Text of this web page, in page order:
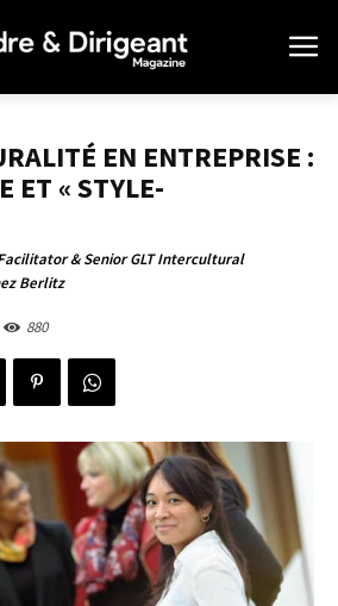
EN ENTREPRISE :
ET « STYLE-
& Senior GLT Intercultural
Berlitz
880